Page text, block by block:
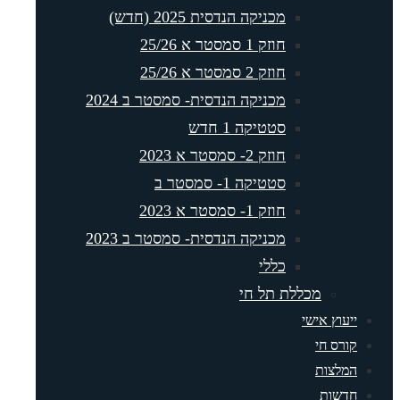
מכניקה הנדסית 2025 (חדש)
מכניקה הנדסית- סמסטר ב 2024
סטטיקה 1 חדש
סטטיקה 1- סמסטר ב
מכניקה הנדסית- סמסטר ב 2023
מכללת תל חי
אישי
חי